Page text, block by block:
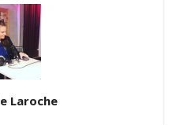
Laroche